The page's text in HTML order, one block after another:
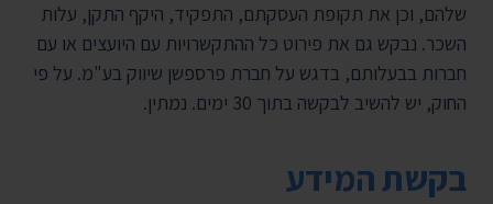
שלהם, וכן את תקופת העסקתם, התפקיד, היקף התקן, עלות
השכר. נבקש גם את פירוט כל ההתקשרויות עם היועצים או עם
חברות בבעלותם, בדגש על חברת פרספשן שיווק בע"מ. על פי
החוק, יש להשיב לבקשה בתוך 30 ימים. נמתין.
בקשת המידע